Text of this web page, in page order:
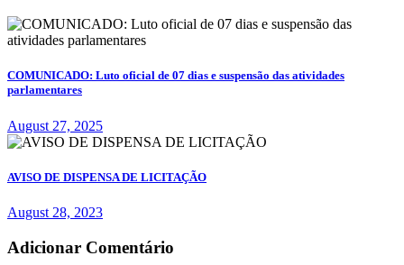
COMUNICADO: Luto oficial de 07 dias e suspensão das atividades
parlamentares
August 27, 2025
AVISO DE DISPENSA DE LICITAÇÃO
August 28, 2023
Adicionar Comentário